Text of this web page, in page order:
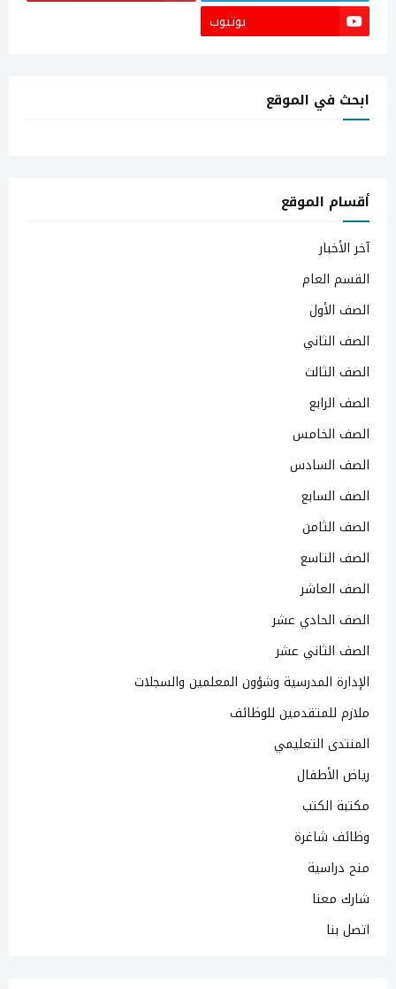
يوتيوب
ابحث في الموقع
أقسام الموقع
آخر الأخبار
القسم العام
الصف الأول
الصف الثاني
الصف الثالث
الصف الرابع
الصف الخامس
الصف السادس
الصف السابع
الصف الثامن
الصف التاسع
الصف العاشر
الصف الحادي عشر
الصف الثاني عشر
الإدارة المدرسية وشؤون المعلمين والسجلات
ملازم للمتقدمين للوظائف
المنتدى التعليمي
رياض الأطفال
مكتبة الكتب
وظائف شاغرة
منح دراسية
شارك معنا
اتصل بنا